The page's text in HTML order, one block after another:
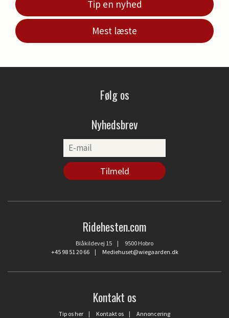
Tip en nyhed
Mest læste
Følg os
Nyhedsbrev
Ridehesten.com
Blåkildevej 15 | 9500 Hobro
+45 98 51 20 66| Mediehuset@wiegaarden.dk
Kontakt os
Tip os her | Kontakt os | Annoncering